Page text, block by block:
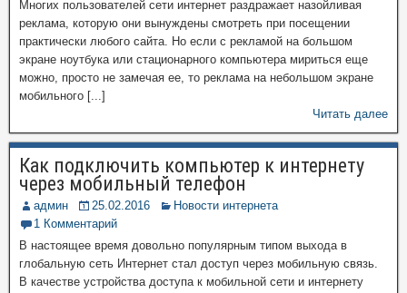
Многих пользователей сети интернет раздражает назойливая
реклама, которую они вынуждены смотреть при посещении
практически любого сайта. Но если с рекламой на большом
экране ноутбука или стационарного компьютера мириться еще
можно, просто не замечая ее, то реклама на небольшом экране
мобильного [...]
Читать далее
Как подключить компьютер к интернету
через мобильный телефон
админ 25.02.2016
Новости интернета
1 Комментарий
В настоящее время довольно популярным типом выхода в
глобальную сеть Интернет стал доступ через мобильную связь.
В качестве устройства доступа к мобильной сети и интернету